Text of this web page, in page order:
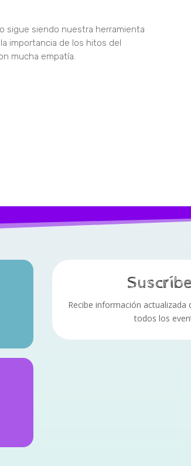
sigue siendo nuestra herramienta
importancia de los hitos del
mucha empatía.
Recibe información
todos los